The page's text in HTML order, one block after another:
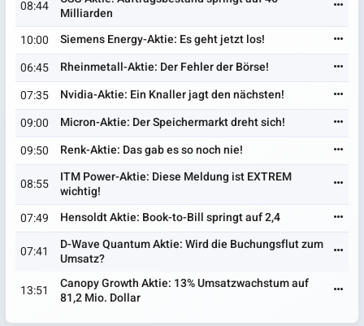
08:44
Milliarden
10:00
Siemens Energy-Aktie: Es geht jetzt los!
06:45
Rheinmetall-Aktie: Der Fehler der Börse!
07:35
Nvidia-Aktie: Ein Knaller jagt den nächsten!
09:00
Micron-Aktie: Der Speichermarkt dreht sich!
09:50
Renk-Aktie: Das gab es so noch nie!
08:55
ITM Power-Aktie: Diese Meldung ist EXTREM
wichtig!
07:49
Hensoldt Aktie: Book-to-Bill springt auf 2,4
07:41
D-Wave Quantum Aktie: Wird die Buchungsflut zum
Umsatz?
13:51
Canopy Growth Aktie: 13% Umsatzwachstum auf
81,2 Mio. Dollar